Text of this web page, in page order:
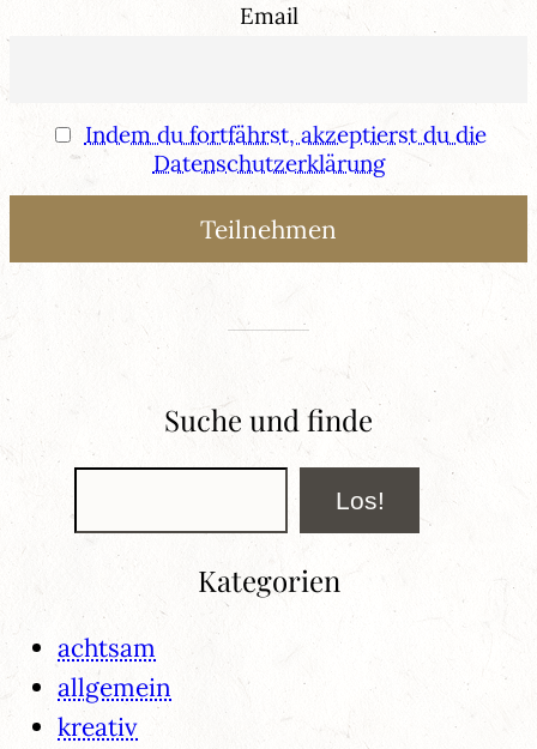
Email
Indem du fortfährst, akzeptierst du die
Datenschutzerklärung
Suche und finde
Los!
Kategorien
achtsam
allgemein
kreativ